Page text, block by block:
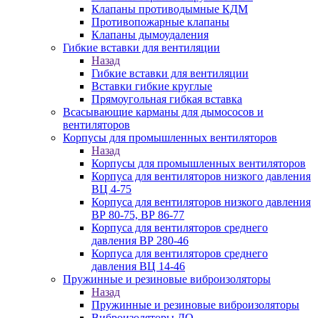
Клапаны противодымные КДМ
Противопожарные клапаны
Клапаны дымоудаления
Гибкие вставки для вентиляции
Назад
Гибкие вставки для вентиляции
Вставки гибкие круглые
Прямоугольная гибкая вставка
Всасывающие карманы для дымососов и
вентиляторов
Корпусы для промышленных вентиляторов
Назад
Корпусы для промышленных вентиляторов
Корпуса для вентиляторов низкого давления
ВЦ 4-75
Корпуса для вентиляторов низкого давления
ВР 80-75, ВР 86-77
Корпуса для вентиляторов среднего
давления ВР 280-46
Корпуса для вентиляторов среднего
давления ВЦ 14-46
Пружинные и резиновые виброизоляторы
Назад
Пружинные и резиновые виброизоляторы